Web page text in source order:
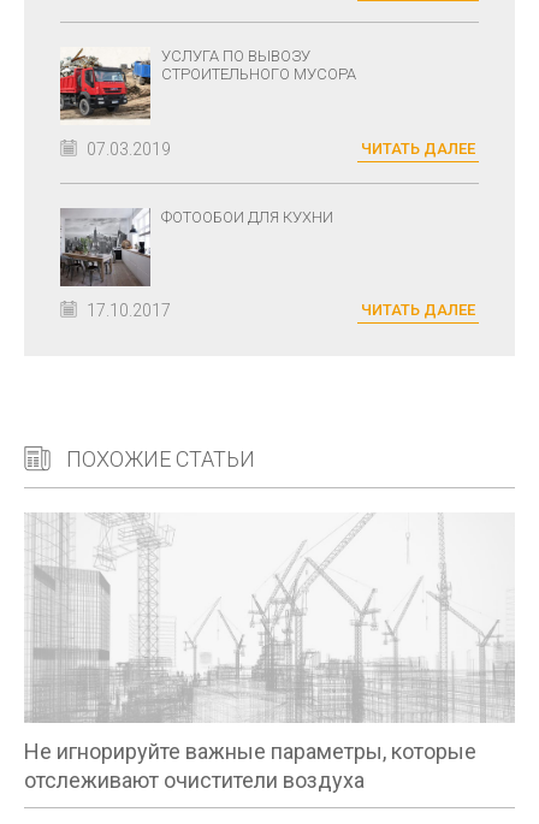
УСЛУГА ПО ВЫВОЗУ
СТРОИТЕЛЬНОГО МУСОРА
07.03.2019 ЧИТАТЬ ДАЛЕЕ
ФОТООБОИ ДЛЯ КУХНИ
17.10.2017 ЧИТАТЬ ДАЛЕЕ
ПОХОЖИЕ СТАТЬИ
Не игнорируйте важные параметры, которые
отслеживают очистители воздуха